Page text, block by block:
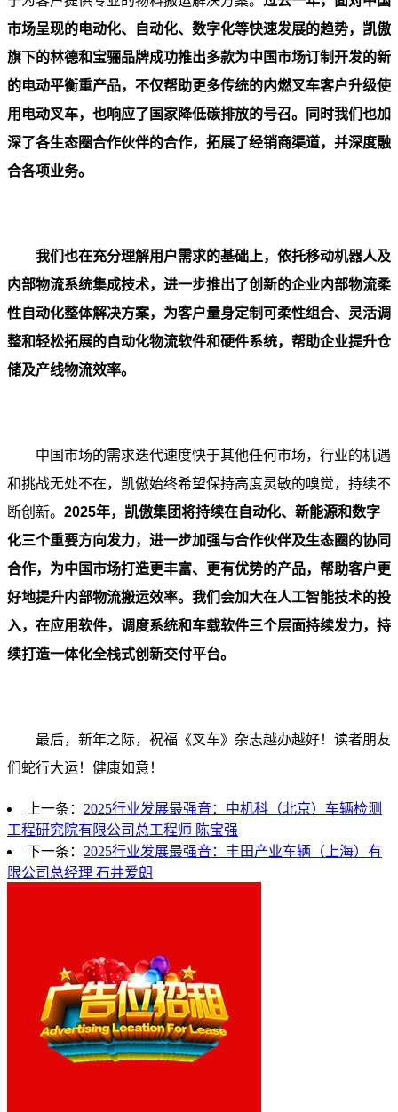
市场呈现的电动化、自动化、数字化等快速发展的趋势，凯傲
旗下的林德和宝骊品牌成功推出多款为中国市场订制开发的新
的电动平衡重产品，不仅帮助更多传统的内燃叉车客户升级使
用电动叉车，也响应了国家降低碳排放的号召。同时我们也加
深了各生态圈合作伙伴的合作，拓展了经销商渠道，并深度融
合各项业务。
我们也在充分理解用户需求的基础上，依托移动机器人及
内部物流系统集成技术，进一步推出了创新的企业内部物流柔
性自动化整体解决方案，为客户量身定制可柔性组合、灵活调
整和轻松拓展的自动化物流软件和硬件系统，帮助企业提升仓
储及产线物流效率。
中国市场的需求迭代速度快于其他任何市场，行业的机遇
和挑战无处不在，凯傲始终希望保持高度灵敏的嗅觉，持续不
断创新。 2025年，凯傲集团将持续在自动化、新能源和数字
化三个重要方向发力，进一步加强与合作伙伴及生态圈的协同
合作，为中国市场打造更丰富、更有优势的产品，帮助客户更
好地提升内部物流搬运效率。我们会加大在人工智能技术的投
入，在应用软件，调度系统和车载软件三个层面持续发力，持
续打造一体化全栈式创新交付平台。
最后，新年之际，祝福《叉车》杂志越办越好！读者朋友
们蛇行大运！健康如意！
上一条： 2025行业发展最强音：中机科（北京）车辆检测
工程研究院有限公司总工程师 陈宝强
下一条： 2025行业发展最强音：丰田产业车辆（上海）有
限公司总经理 石井爱朗